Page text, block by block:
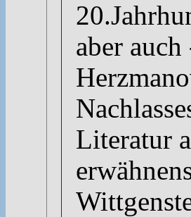
aber
Literatur